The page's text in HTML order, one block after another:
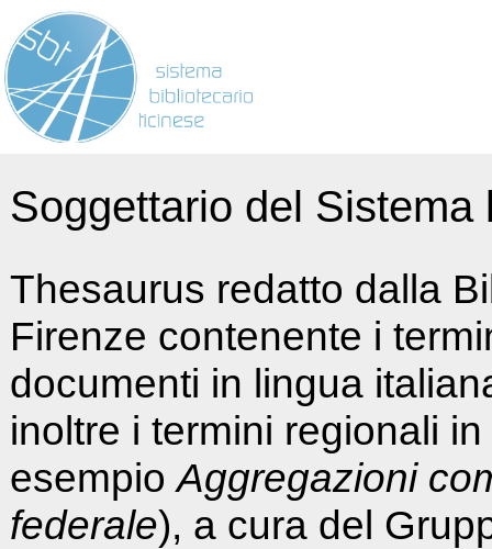
Soggettario del
Thesaurus redatto dalla
Firenze contenente i
documenti in lingua
inoltre i termini regionali
esempioAggregazioni
federale), a cura del